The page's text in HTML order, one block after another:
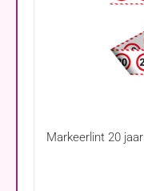
Markeerlint 20 jaar